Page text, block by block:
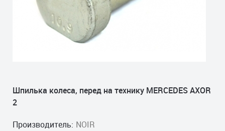
Шпилька колеса, перед на технику MERCEDES AXOR
2
Производитель: NOIR